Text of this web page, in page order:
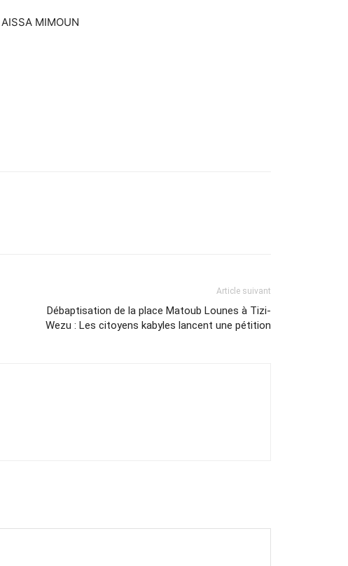
MIMOUN
Article suivant
Débaptisation de la place Matoub Lounes à Tizi-
Wezu : Les citoyens kabyles lancent une pétition